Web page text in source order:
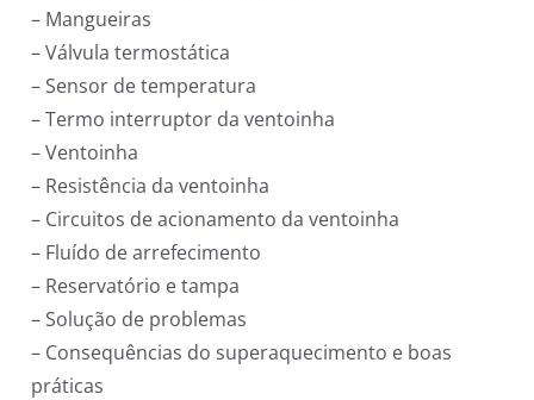
– Mangueiras
– Válvula termostática
– Sensor de temperatura
– Termo interruptor da ventoinha
– Ventoinha
– Resistência da ventoinha
– Circuitos de acionamento da ventoinha
– Fluído de arrefecimento
– Reservatório e tampa
– Solução de problemas
– Consequências do superaquecimento e boas
práticas